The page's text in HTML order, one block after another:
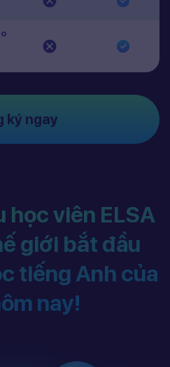
ký ngay
học viên ELSA
giới bắt đầu
tiếng Anh của
nay!